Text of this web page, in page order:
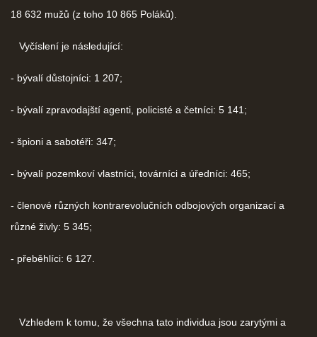
18 632 mužů (z toho 10 865 Poláků).
Vyčíslení je následující:
- bývalí důstojníci: 1 207;
- bývalí zpravodajští agenti, policisté a četníci: 5 141;
- špioni a sabotéři: 347;
- bývalí pozemkoví vlastníci, továrníci a úředníci: 465;
- členové různých kontrarevolučních odbojových organizací a
různé živly: 5 345;
- přeběhlíci: 6 127.
Vzhledem k tomu, že všechna tato individua jsou zarytými a